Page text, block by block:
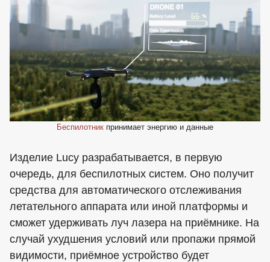
Беспилотник принимает энергию и данные
Изделие Lucy разрабатывается, в первую
очередь, для беспилотных систем. Оно получит
средства для автоматического отслеживания
летательного аппарата или иной платформы и
сможет удерживать луч лазера на приёмнике. На
случай ухудшения условий или пропажи прямой
видимости, приёмное устройство будет